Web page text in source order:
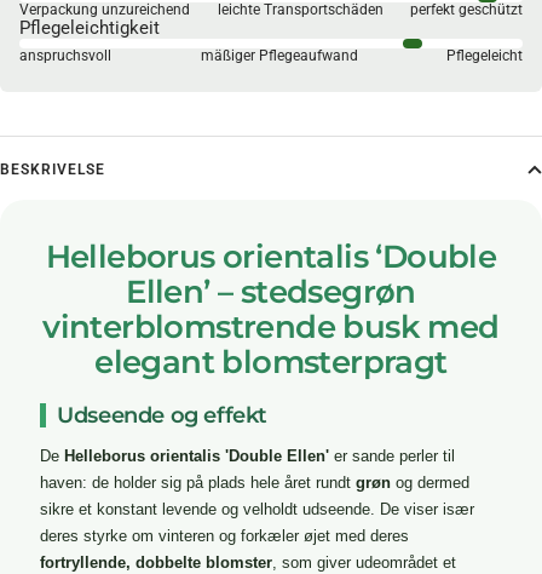
Verpackung unzureichend leichte Transportschäden perfekt geschützt
Pflegeleichtigkeit
anspruchsvoll mäßiger Pflegeaufwand Pflegeleicht
BESKRIVELSE
Helleborus orientalis ‘Double
Ellen’ – stedsegrøn
vinterblomstrende busk med
elegant blomsterpragt
Udseende og effekt
De Helleborus orientalis 'Double Ellen'er sande perler til
haven: de holder sig på plads hele året rundt grønog dermed
sikre et konstant levende og velholdt udseende. De viser især
deres styrke om vinteren og forkæler øjet med deres
fortryllende, dobbelte blomster, som giver udeområdet et